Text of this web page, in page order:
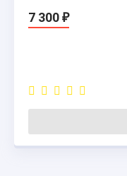
7 300 ₽